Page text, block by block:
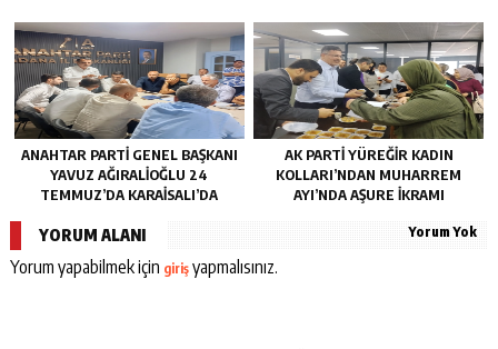
ANAHTAR PARTI GENEL BAŞKANI
YAVUZ AĞIRALIOĞLU 24
TEMMUZ’DA KARAISALI’DA
AK PARTI YÜREĞIR KADIN
KOLLARI’NDAN MUHARREM
AYI’NDA AŞURE İKRAMI
YORUM ALANI Yorum Yok
Yorum yapabilmek için girişyapmalısınız.